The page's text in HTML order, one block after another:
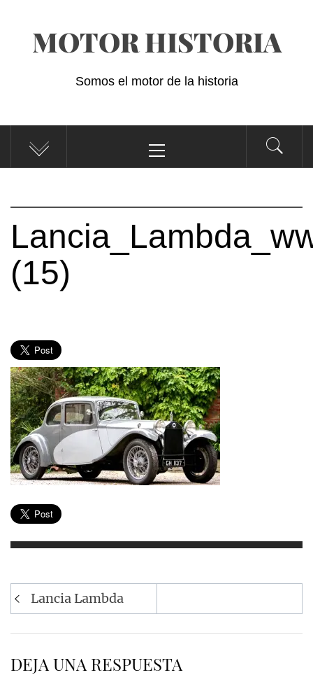
contenidoMOTOR HISTORIA
Somos el motor de la historia
principal
(15)
Navegación
de
Lancia Lambda
DEJA UNA RESPUESTA